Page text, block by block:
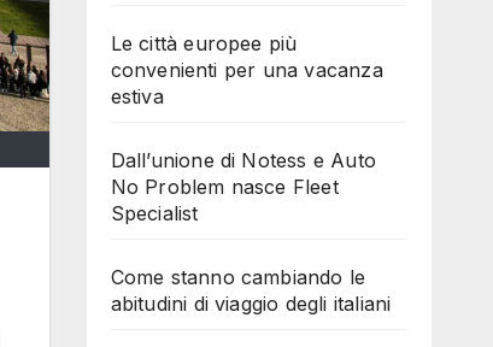
Le città europee più
convenienti per una vacanza
estiva
Dall’unione di Notess e Auto
No Problem nasce Fleet
Specialist
Come stanno cambiando le
abitudini di viaggio degli italiani